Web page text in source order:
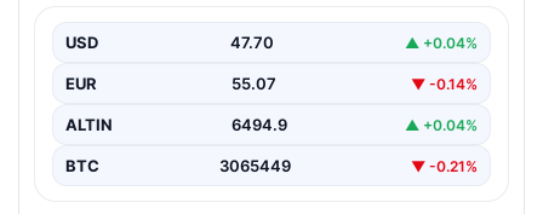
USD 47.70 ▲ +0.04%
EUR 55.07 ▼ -0.14%
ALTIN 6494.9 ▲ +0.04%
BTC 3065449 ▼ -0.21%